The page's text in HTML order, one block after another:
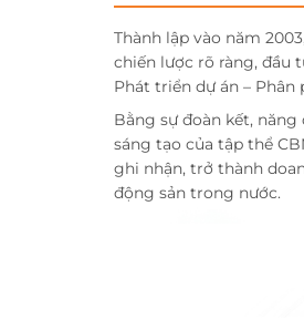
Thành lập vào năm
chiến lược rõ ràng, đầu
Phát triển dự án – Phân
Bằng sự đoàn kết,
sáng tạo của tập thể
ghi nhận, trở thành
động sản trong nước.